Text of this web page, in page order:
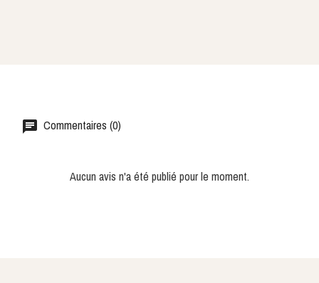
Commentaires (0)
Aucun avis n'a été publié pour le moment.